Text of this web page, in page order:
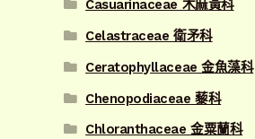
Casuarinaceae 木麻黃科
Celastraceae 衛矛科
Ceratophyllaceae 金魚藻科
Chenopodiaceae 藜科
Chloranthaceae 金粟蘭科